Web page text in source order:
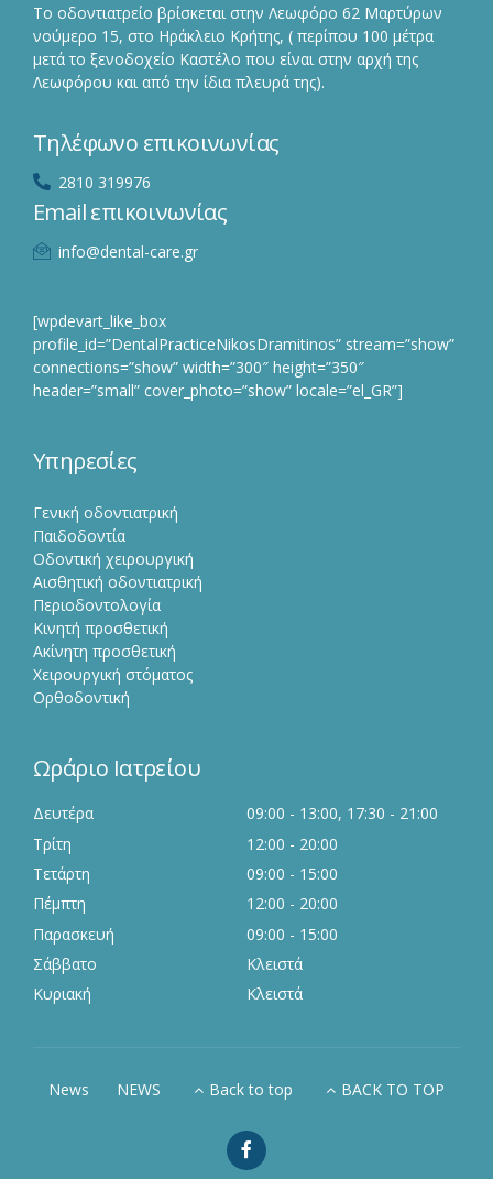
Το οδοντιατρείο βρίσκεται στην Λεωφόρο 62 Μαρτύρων
νούμερο 15, στο Ηράκλειο Κρήτης, ( περίπου 100 μέτρα
μετά το ξενοδοχείο Καστέλο που είναι στην αρχή της
Λεωφόρου και από την ίδια πλευρά της).
Τηλέφωνο επικοινωνίας
2810 319976
Email επικοινωνίας
info@dental-care.gr
[wpdevart_like_box
profile_id=”DentalPracticeNikosDramitinos” stream=”show”
connections=”show” width=”300″ height=”350″
header=”small” cover_photo=”show” locale=”el_GR”]
Υπηρεσίες
Γενική οδοντιατρική
Παιδοδοντία
Οδοντική χειρουργική
Αισθητική οδοντιατρική
Περιοδοντολογία
Κινητή προσθετική
Ακίνητη προσθετική
Χειρουργική στόματος
Ορθοδοντική
Ωράριο Ιατρείου
Δευτέρα
09:00 - 13:00, 17:30 - 21:00
Τρίτη
12:00 - 20:00
Τετάρτη
09:00 - 15:00
Πέμπτη
12:00 - 20:00
Παρασκευή
09:00 - 15:00
Σάββατο
Κλειστά
Κυριακή
Κλειστά
News NEWS Back to top BACK TO TOP